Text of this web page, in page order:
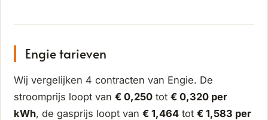
Engie tarieven
Wij vergelijken 4 contracten van Engie. De
stroomprijs loopt van € 0,250 tot € 0,320 per
kWh, de gasprijs loopt van € 1,464 tot € 1,583 per